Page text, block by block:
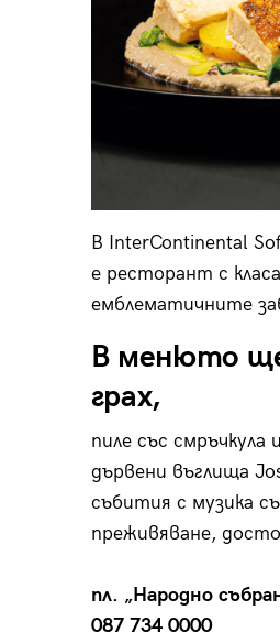
В InterContinental
е ресторант с
емблематичните
В менюто
грах,
пиле със
дървени въглища
събития с музика
преживяване,
пл. „Народно
087 734 0000